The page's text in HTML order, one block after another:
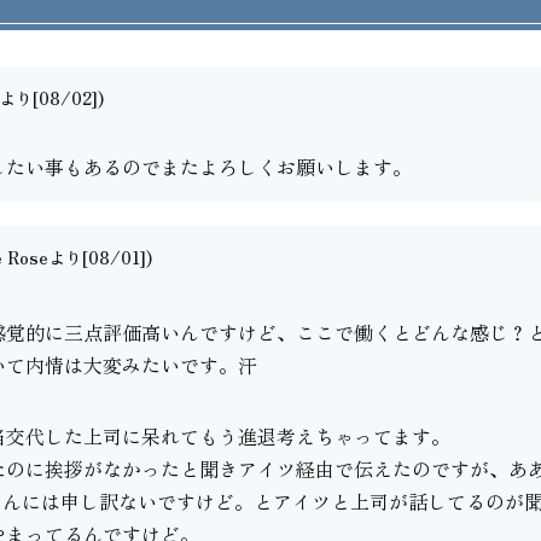
り[08/02])
い事もあるのでまたよろしくお願いします。
Roseより[08/01])
的に三点評価高いんですけど、ここで働くとどんな感じ？
内情は大変みたいです。汗
代した上司に呆れてもう進退考えちゃってます。
に挨拶がなかったと聞きアイツ経由で伝えたのですが、あ
には申し訳ないですけど。とアイツと上司が話してるのが
ってるんですけど。